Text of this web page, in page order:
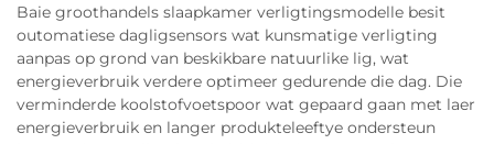
Baie groothandels slaapkamer verligtingsmodelle besit
outomatiese dagligsensors wat kunsmatige verligting
aanpas op grond van beskikbare natuurlike lig, wat
energieverbruik verdere optimeer gedurende die dag. Die
verminderde koolstofvoetspoor wat gepaard gaan met laer
energieverbruik en langer produkteleeftye ondersteun